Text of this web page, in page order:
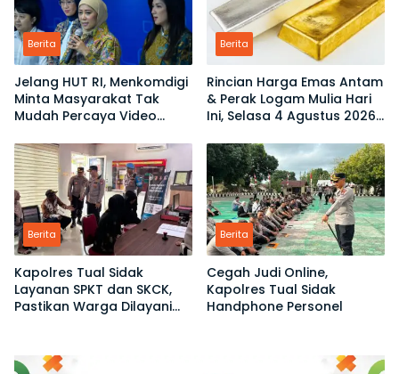
Berita
Jelang HUT RI, Menkomdigi
Minta Masyarakat Tak
Mudah Percaya Video
Berita
Rincian Harga Emas Antam
& Perak Logam Mulia Hari
Ini, Selasa 4 Agustus 2026:
Rp2,6 Juta!
Berita
Kapolres Tual Sidak
Layanan SPKT dan SKCK,
Pastikan Warga Dilayani
Berita
Cegah Judi Online,
Kapolres Tual Sidak
Handphone Personel